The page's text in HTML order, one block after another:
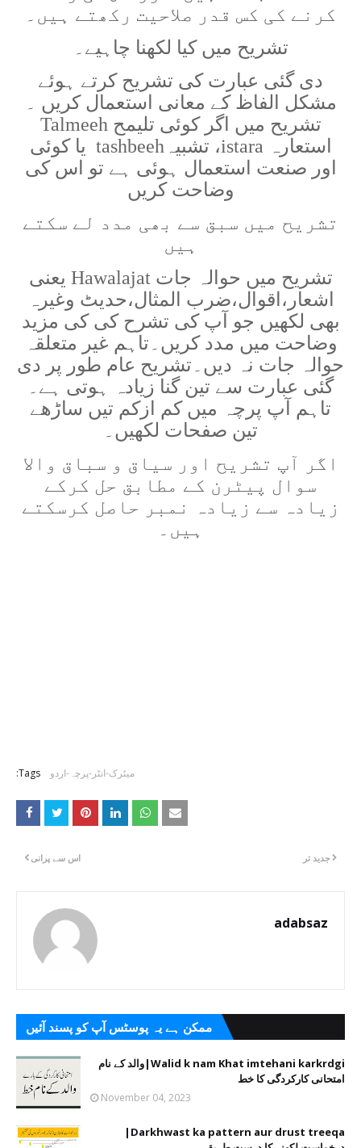
کرنے کی کس قدر صلاحیت رکھتے ہیں۔
تشریح میں کیا لکھنا چاہیے۔
دی گئی عبارت کی تشریح کرتے ہوئے
مشکل الفاظ کے معانی استعمال کریں ۔
تشریح میں اگر کوئی تلیمح Talmeeh
استعارہ istara، تشبیہ tashbeeh یا کوئی
اور صنعت استعمال ہوئی ہے تو اس کی
وضاحت کریں
تشریح میں سبق سے بھی مدد لے سکتے
ہیں
تشریح میں حوالہ جات Hawalajat یعنی
اشعار،اقوال،ضرب المثال،حدیٹ وغیرہ
بھی لکھیں جو آپ کی تشرح کی کی مزید
وضاحت میں مدد کریں۔تاہم غیر متعلقہ
حوالہ جات نہ دیں۔تشریح عام طور پر دی
گئی عبارت سے تین گنا زیادہ ہوتی ہے۔
تاہم آپ پرچہ میں کم ازکم تیں ساڑھے
تین صفحات لکھیں۔
اگر آپ تشریح اور سیاق و سباق والا
سوال پیٹرن کے مطابق حل کرکے
زیادہ سے زیادہ نمبر حاصل کرسکتے
ہیں۔
Tags: میٹرک-انٹر-پرچہ-اردو
جدید تر اس سے پرانی
adabsaz
ممکن ہے یہ پوسٹس آپ کو پسند آئیں
Walid k nam Khat imtehani karkrdgi|والد کے نام
امتحانی کارکردگی کا خط
November 04, 2023
Darkhwast ka pattern aur drust treeqa|